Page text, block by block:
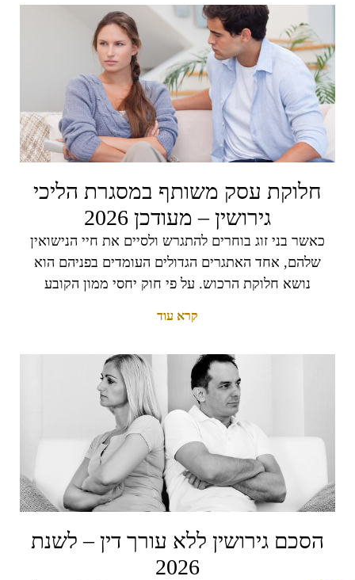
חלוקת עסק משותף במסגרת הליכי
גירושין – מעודכן 2026
כאשר בני זוג בוחרים להתגרש ולסיים את חיי הנישואין
שלהם, אחד האתגרים הגדולים העומדים בפניהם הוא
נושא חלוקת הרכוש. על פי חוק יחסי ממון הקובע
קרא עוד
הסכם גירושין ללא עורך דין – לשנת
2026